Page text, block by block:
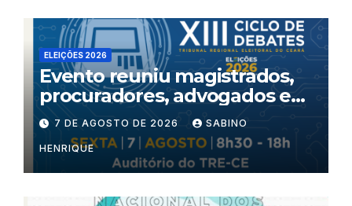
ELEIÇÕES 2026
Evento reuniu magistrados,
procuradores, advogados e
especialistas para debater
inteligência artificial,
criminalidade organizada e
violência política de gênero
no processo eleitoral
7 DE AGOSTO DE 2026 SABINO
HENRIQUE